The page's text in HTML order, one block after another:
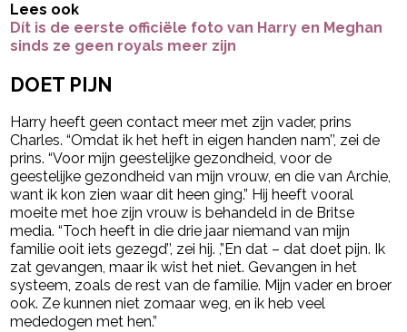
Lees ook
Dít is de eerste officiële foto van Harry en Meghan
sinds ze geen royals meer zijn
DOET PIJN
Harry heeft geen contact meer met zijn vader, prins
Charles. “Omdat ik het heft in eigen handen nam’’, zei de
prins. “Voor mijn geestelijke gezondheid, voor de
geestelijke gezondheid van mijn vrouw, en die van Archie,
want ik kon zien waar dit heen ging.” Hij heeft vooral
moeite met hoe zijn vrouw is behandeld in de Britse
media. “Toch heeft in die drie jaar niemand van mijn
familie ooit iets gezegd’’, zei hij. ,”En dat – dat doet pijn. Ik
zat gevangen, maar ik wist het niet. Gevangen in het
systeem, zoals de rest van de familie. Mijn vader en broer
ook. Ze kunnen niet zomaar weg, en ik heb veel
mededogen met hen.”